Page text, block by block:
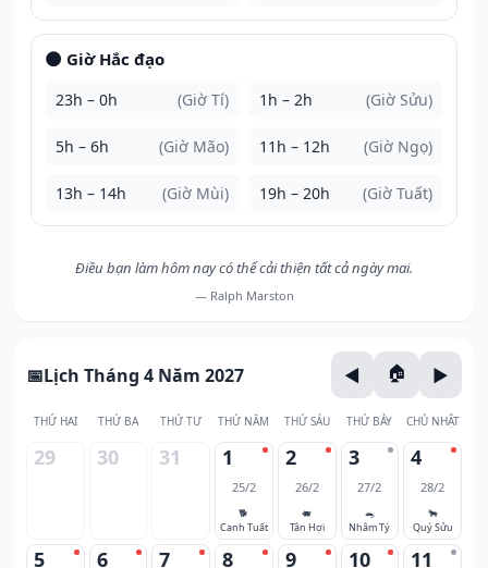
🌑 Giờ Hắc đạo
23h – 0h (Giờ Tí) 1h – 2h (Giờ Sửu)
5h – 6h (Giờ Mão) 11h – 12h (Giờ Ngọ)
13h – 14h (Giờ Mùi) 19h – 20h (Giờ Tuất)
Điều bạn làm hôm nay có thể cải thiện tất cả ngày mai.
— Ralph Marston
Lịch Tháng 4 Năm 2027
THỨ HAI THỨ BA THỨ TƯ THỨ NĂM THỨ SÁU THỨ BẢY CHỦ NHẬT
29 30 31 1
25/2
🐕
Canh Tuất
2
26/2
🐖
Tân Hợi
3
27/2
🐀
Nhâm Tý
4
28/2
🐂
Quý Sửu
5 6 7 8 9 10 11